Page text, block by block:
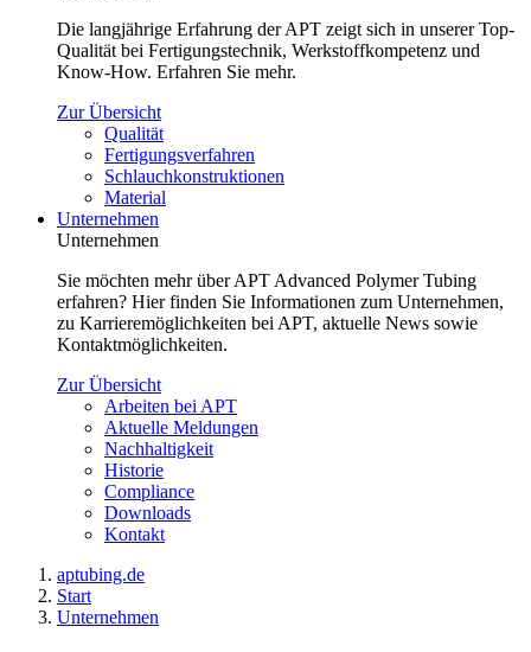
Die langjährige Erfahrung der APT zeigt sich in unserer Top-
Qualität bei Fertigungstechnik, Werkstoffkompetenz und
Know-How. Erfahren Sie mehr.
Zur Übersicht
Qualität
Fertigungsverfahren
Schlauchkonstruktionen
Material
Unternehmen
Unternehmen
Sie möchten mehr über APT Advanced Polymer Tubing
erfahren? Hier finden Sie Informationen zum Unternehmen,
zu Karrieremöglichkeiten bei APT, aktuelle News sowie
Kontaktmöglichkeiten.
Zur Übersicht
Arbeiten bei APT
Aktuelle Meldungen
Nachhaltigkeit
Historie
Compliance
Downloads
Kontakt
aptubing.de
Start
Unternehmen